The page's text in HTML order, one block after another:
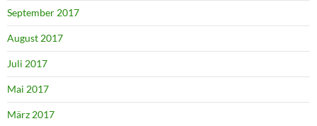
September 2017
August 2017
Juli 2017
Mai 2017
März 2017